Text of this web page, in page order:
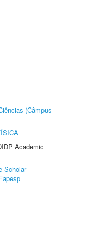
(Câmpus
Academic
Scholar